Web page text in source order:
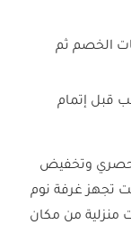
الخصم ثم
قبل إتمام
وتخفيض
تجهز غرفة نوم
منزلية من مكان